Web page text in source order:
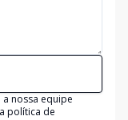
nossa equipe
política de